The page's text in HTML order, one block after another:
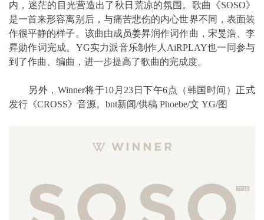
内，迷茫的目光营造出了秋日荒凉的氛围。歌曲《SOSO》
是一首来形容离别后，与痛苦悲伤的内心世界不同，表面装
作很平静的样子。该曲由成员姜昇润作词作曲，宋旻浩、李
昇勋作词完成。YG实力派音乐制作人AiRPLAY也一同参与
到了作曲、编曲，进一步提高了歌曲的完成度。
另外，Winner将于10月23日下午6点（韩国时间）正式
发行《CROSS》音源。bnt新闻/供稿 Phoebe/文 YG/图